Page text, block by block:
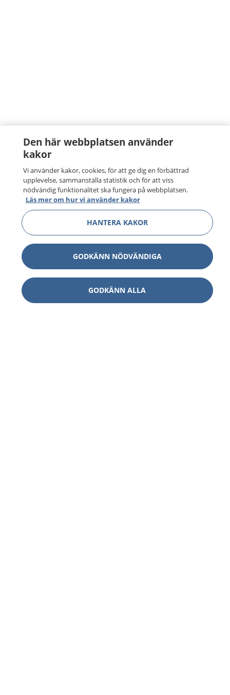
Den här webbplatsen använder
kakor
Vi använder kakor, cookies, för att ge dig en förbättrad
upplevelse, sammanställa statistik och för att viss
nödvändig funktionalitet ska fungera på webbplatsen.
Läs mer om hur vi använder kakor
HANTERA KAKOR
GODKÄNN NÖDVÄNDIGA
GODKÄNN ALLA